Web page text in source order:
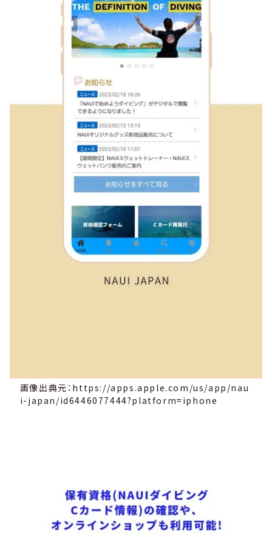
画像出典元：https://apps.apple.com/us/app/nau
i-japan/id6446077444?platform=iphone